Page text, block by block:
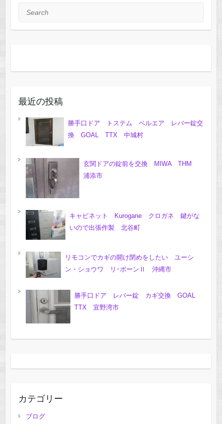
Search
最近の投稿
勝手口ドア トステム ベルエア レバー錠交
換 GOAL TTX 中城村
玄関ドアの錠前を交換 MIWA THM
浦添市
キャビネット Kurogane クロガネ 鍵がな
いので出張作製 北谷町
リモコンでカギの開け閉めをしたい ユーシ
ン・ショウワ リ･ボーンⅡ 沖縄市
勝手口ドア レバー錠 カギ交換 GOAL
TTX 宜野湾市
カテゴリー
ブログ